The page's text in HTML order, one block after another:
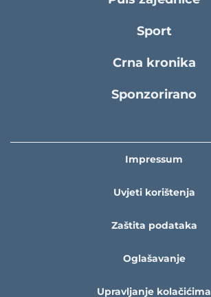
Sport
Crna kronika
Sponzorirano
Impressum
Uvjeti korištenja
Zaštita podataka
Oglašavanje
Upravljanje kolačićima